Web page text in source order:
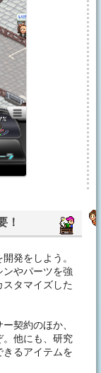
！
発をしよう。
やパーツを強
タマイズした
契約のほか、
。他にも、研究
るアイテムを